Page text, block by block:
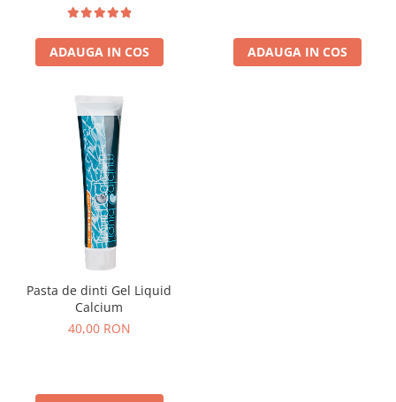
ADAUGA IN COS ADAUGA IN COS
Pasta de dinti Gel Liquid
Calcium
40,00 RON